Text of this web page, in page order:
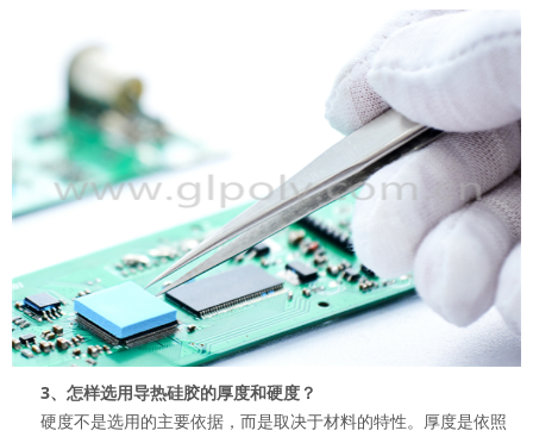
3、怎样选用导热硅胶的厚度和硬度？
硬度不是选用的主要依据，而是取决于材料的特性。厚度是依照